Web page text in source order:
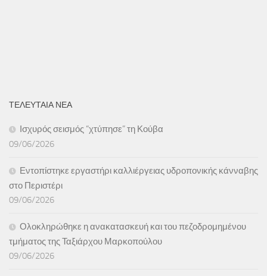
ΤΕΛΕΥΤΑΙΑ ΝΕΑ
Ισχυρός σεισμός “χτύπησε” τη Κούβα
09/06/2026
Εντοπίστηκε εργαστήρι καλλιέργειας υδροπονικής κάνναβης
στο Περιστέρι
09/06/2026
Ολοκληρώθηκε η ανακατασκευή και του πεζοδρομημένου
τμήματος της Ταξιάρχου Μαρκοπούλου
09/06/2026